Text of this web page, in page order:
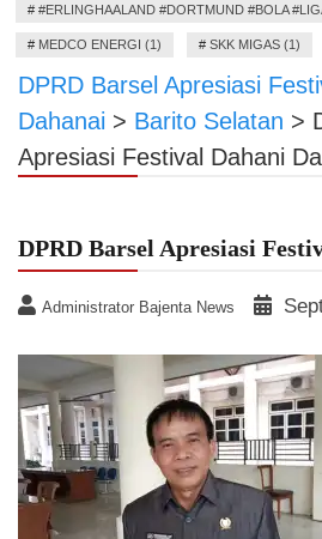
# #ERLINGHAALAND #DORTMUND #BOLA
# MEDCO ENERGI (1) # SKK MIGAS (1)
DPRD Barsel Apresiasi
Dahanai > Barito Selatan >
Apresiasi Festival Dahani
DPRD Barsel Apresiasi
Administrator Bajenta News